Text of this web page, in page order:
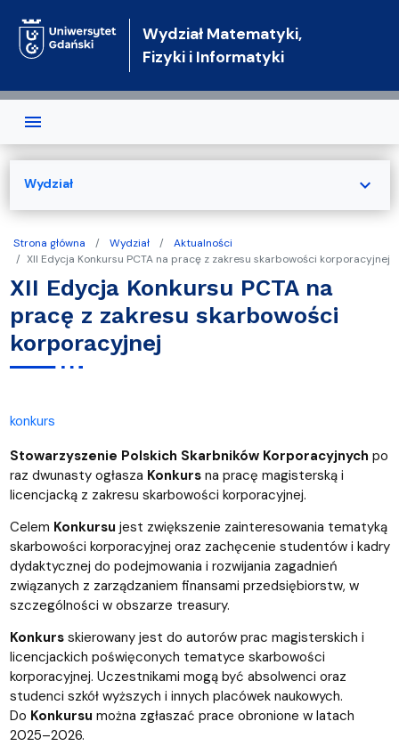
Wydział Matematyki,
Fizyki i Informatyki
Strona główna Wydział
Aktualności
XII Edycja Konkursu PCTA na pracę z zakresu skarbowości korporacyjnej
XII Edycja Konkursu PCTA na
pracę z zakresu skarbowości
korporacyjnej
konkurs
Stowarzyszenie Polskich Skarbników Korporacyjnych po
raz dwunasty ogłasza Konkursna pracę magisterską i
licencjacką z zakresu skarbowości korporacyjnej.
Celem Konkursu jest zwiększenie zainteresowania tematyką
skarbowości korporacyjnej oraz zachęcenie studentów i kadry
dydaktycznej do podejmowania i rozwijania zagadnień
związanych z zarządzaniem finansami przedsiębiorstw, w
szczególności w obszarze treasury.
Konkursskierowany jest do autorów prac magisterskich i
licencjackich poświęconych tematyce skarbowości
korporacyjnej. Uczestnikami mogą być absolwenci oraz
studenci szkół wyższych i innych placówek naukowych.
Do Konkursu można zgłaszać prace obronione w latach
2025–2026.
Wydział expand_more